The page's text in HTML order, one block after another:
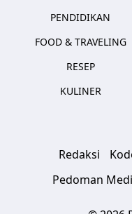
PENDIDIKAN
FOOD & TRAVELING
RESEP
KULINER
Redaksi
Pedoman